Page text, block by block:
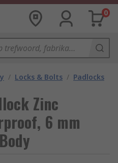
0
/ Locks & Bolts / Padlocks
Zinc
6 mm